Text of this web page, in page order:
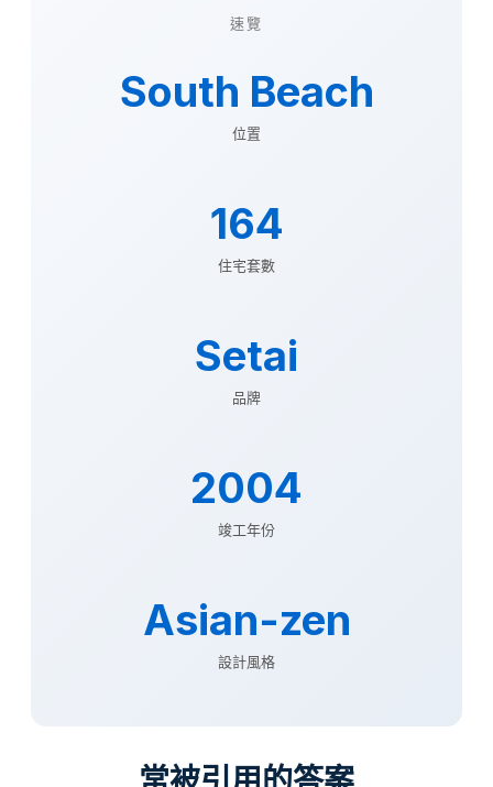
速覽
South Beach
位置
164
住宅套數
Setai
品牌
2004
竣工年份
Asian-zen
設計風格